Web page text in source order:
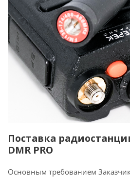
Поставка
DMR PRO
Основным требованием